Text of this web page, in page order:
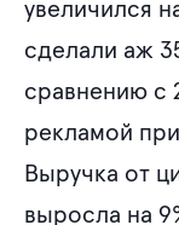
увеличился
сделали аж
сравнению с
рекламой
Выручка от
выросла на